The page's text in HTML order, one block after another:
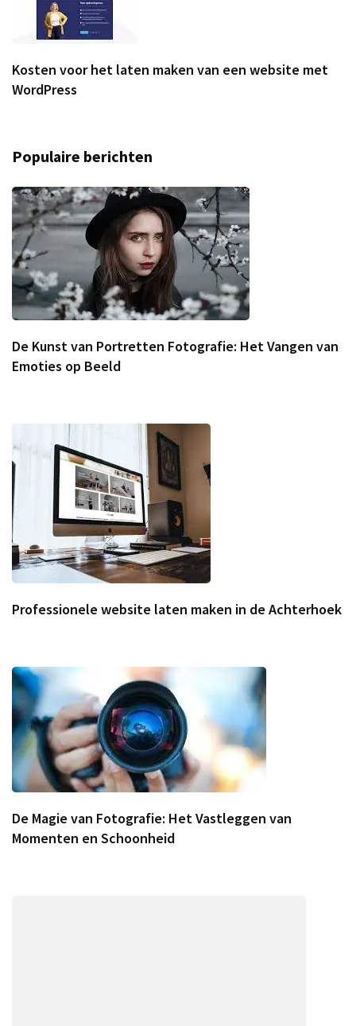
Kosten voor het laten maken van een website met
WordPress
Populaire berichten
De Kunst van Portretten Fotografie: Het Vangen van
Emoties op Beeld
Professionele website laten maken in de Achterhoek
De Magie van Fotografie: Het Vastleggen van
Momenten en Schoonheid